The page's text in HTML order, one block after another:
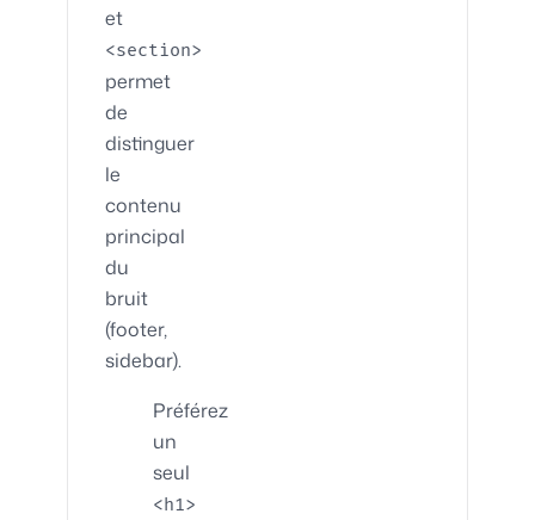
et
<section>
permet
de
distinguer
le
contenu
principal
du
bruit
(footer,
sidebar).
Préférez
un
seul
<h1>